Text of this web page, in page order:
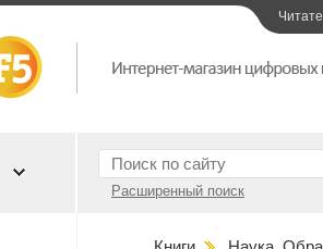
Расширенный поиск